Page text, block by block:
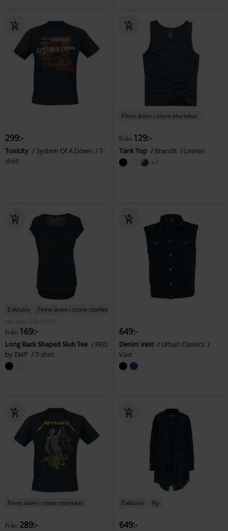
299:-
Toxicity System Of A Down
T-
shirt
Finns även i stora storlekar
Från 129:-
Tank Top Brandit Linnen
+1
Exklusiv
Finns även i stora storlekar
rek-pris
Från
199:-
Från 169:-
Long Back Shaped Slub Tee
RED
by EMP
T-shirt
649:-
Denim Vest
Urban Classics
Väst
Finns även i stora storlekar
Från 289:-
Exklusiv Ny
649:-